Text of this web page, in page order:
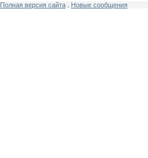
Полная версия сайта Новые сообщения